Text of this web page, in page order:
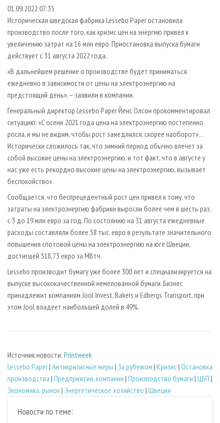
СУШКА ДРЕВЕСИНЫ
ПРОИЗВОДСТВО ДРЕВЕСНЫХ ПЛИТ
ДЕРЕВЯННОЕ ДОМОСТРОЕНИЕ
ПРОИЗВОДСТВО МЕБЕЛИ
БИОЭНЕРГЕТИКА
ЦБП
ПЕРСОНЫ
МОБИЛЬНЫЕ ВЫСТАВКИ
ОФИЦИАЛЬНЫЕ ДЕЛЕГАЦИИ
ПРИОРИТЕТНЫЕ ИНВЕСТПРОЕКТЫ
RUSSIAN FORESTRY REVIEW
ГАЗЕТА ЛЕСПРОМФОРУМ
БИБЛИОТЕКА СПЕЦИАЛИСТА
КОНТАКТЫ
РЕКЛАМА
РЕКЛАМА НА САЙТЕ
01.09.2022 07:35
Историческая шведская фабрика Lessebo Paper остановила
производство после того, как кризис цен на энергию привел к
увеличению затрат на 16 млн евро. Приостановка выпуска бумаги
действует с 31 августа 2022 года.
«В дальнейшем решение о производстве будет приниматься
ежедневно в зависимости от цены на электроэнергию на
предстоящий день», – заявили в компании.
Генеральный директор Lessebo Paper Йенс Олсон прокомментировал
ситуацию: «С осени 2021 года цена на электроэнергию постепенно
росла, и мы не видим, чтобы рост замедлился, скорее наоборот»…
Исторически сложилось так, что зимний период обычно влечет за
собой высокие цены на электроэнергию, и тот факт, что в августе у
нас уже есть рекордно высокие цены на электроэнергию, вызывает
беспокойство».
Сообщается, что беспрецедентный рост цен привел к тому, что
затраты на электроэнергию фабрики выросли более чем в шесть раз,
с 3 до 19 млн евро за год. По состоянию на 31 августа ежедневные
расходы составляли более 58 тыс. евро в результате значительного
повышения спотовой цены на электроэнергию на юге Швеции,
достигшей 518,73 евро за МВтч.
Lessebo производит бумагу уже более 300 лет и специализируется на
выпуске высококачественной немелованной бумаги. Бизнес
принадлежит компаниям Jool Invest, Bakers и Edbergs Transport, при
этом Jool владеет наибольшей долей в 49%.
Источник новости: Printweek
Lessebo Paper| Антикризисные меры | За рубежом | Кризис| Остановка
производства | Предприятия, компании | Производство бумаги | ЦБП |
Экономика, рынок| Энергетическое хозяйство | Швеция
Новости по теме: